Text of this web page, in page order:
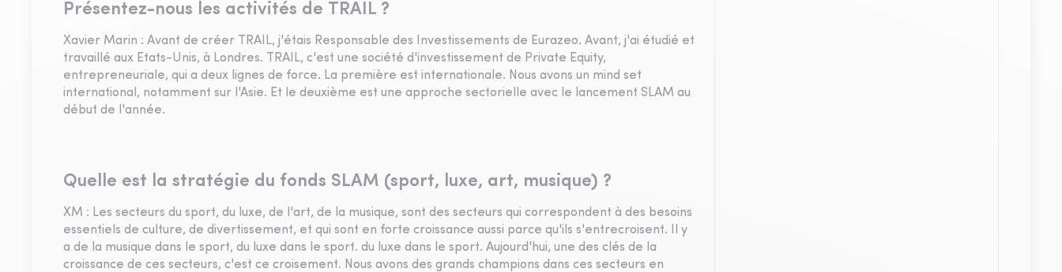
Présentez-nous les activités de TRAIL ?
Xavier Marin : Avant de créer TRAIL, j'étais Responsable des Investissements de Eurazeo. Avant, j'ai étudié et
travaillé aux Etats-Unis, à Londres. TRAIL, c'est une société d'investissement de Private Equity,
entrepreneuriale, qui a deux lignes de force. La première est internationale. Nous avons un mind set
international, notamment sur l'Asie. Et le deuxième est une approche sectorielle avec le lancement SLAM au
début de l'année.
Quelle est la stratégie du fonds SLAM (sport, luxe, art, musique) ?
XM : Les secteurs du sport, du luxe, de l'art, de la musique, sont des secteurs qui correspondent à des besoins
essentiels de culture, de divertissement, et qui sont en forte croissance aussi parce qu'ils s'entrecroisent. Il y
a de la musique dans le sport, du luxe dans le sport. du luxe dans le sport. Aujourd'hui, une des clés de la
croissance de ces secteurs, c'est ce croisement. Nous avons des grands champions dans ces secteurs en